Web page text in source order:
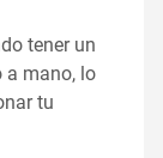
tener un
a mano, lo
tu